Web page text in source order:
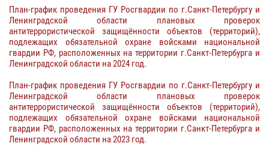
План-график проведения ГУ Росгвардии по г.Санкт-Петербургу и
Ленинградской области плановых проверок
антитеррористической защищённости объектов (территорий),
подлежащих обязательной охране войсками национальной
гвардии РФ, расположенных на территории г.Санкт-Петербурга и
Ленинградской области на 2024 год.
План-график проведения ГУ Росгвардии по г.Санкт-Петербургу и
Ленинградской области плановых проверок
антитеррористической защищённости объектов (территорий),
подлежащих обязательной охране войсками национальной
гвардии РФ, расположенных на территории г.Санкт-Петербурга и
Ленинградской области на 2023 год.